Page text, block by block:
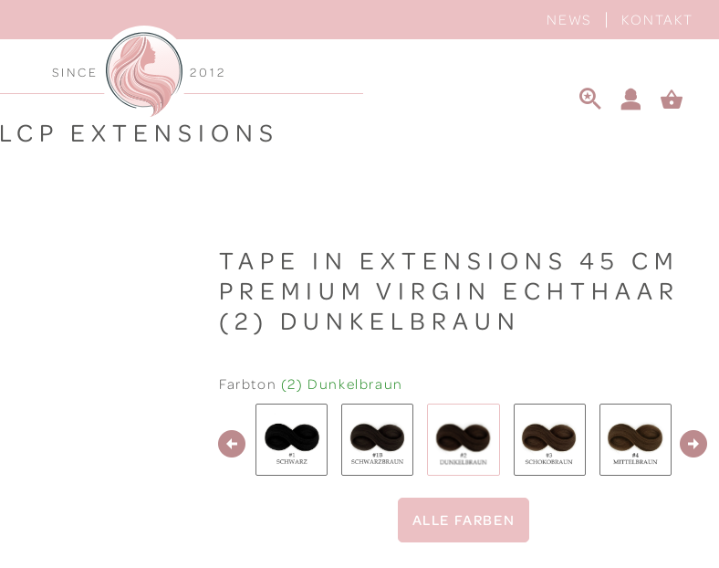
NEWS KONTAKT
SINCE 2012
LCP EXTENSIONS
TAPE IN EXTENSIONS 45 CM
PREMIUM VIRGIN ECHTHAAR
(2) DUNKELBRAUN
Farbton (2) Dunkelbraun
ALLE FARBEN